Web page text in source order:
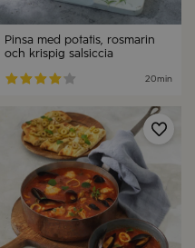
Pinsa med potatis, rosmarin
och krispig salsiccia
20min